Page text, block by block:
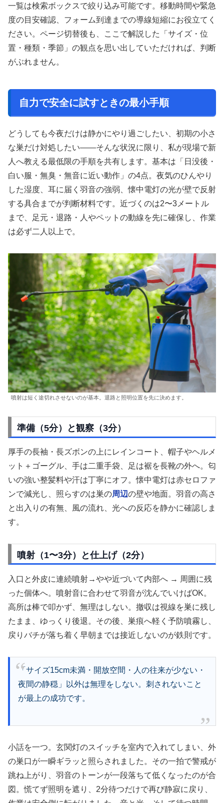
一覧は検索ボックスで絞り込み可能です。移動時間や緊急
度の目安確認、フォーム到達までの導線短縮にお役立てく
ださい。ページ切替後も、ここで解説した「サイズ・位
置・種類・季節」の観点を思い出していただければ、判断
がぶれません。
自力で安全に試すときの最小手順
どうしても今夜だけは静かにやり過ごしたい、初期の小さ
な巣だけ対処したい――そんな状況に限り、私が現場で新
人へ教える最低限の手順を共有します。基本は「日没後・
白い服・無臭・無音に近い動作」の4点。夜気のひんやり
した湿度、耳に届く羽音の強弱、懐中電灯の光が壁で反射
する具合までが判断材料です。近づくのは2〜3メートル
まで、足元・退路・人やペットの動線を先に確保し、作業
は必ず二人以上で。
噴射は短く途切れさせないのが基本。退路と照明位置を先に決めます。
準備（5分）と観察（3分）
厚手の長袖・長ズボンの上にレインコート、帽子やヘルメ
ット＋ゴーグル、手は二重手袋、足は裾を長靴の外へ。匂
いの強い整髪料や汗は丁寧にオフ。懐中電灯は赤セロファ
ンで減光し、照らすのは巣の周辺の壁や地面。羽音の高さ
と出入りの有無、風の流れ、光への反応を静かに確認しま
す。
噴射（1〜3分）と仕上げ（2分）
入口と外皮に連続噴射→やや近づいて内部へ → 周囲に残
った個体へ。噴射音に合わせて羽音が沈んでいけばOK。
高所は棒で叩かず、無理はしない。撤収は視線を巣に残し
たまま、ゆっくり後退。その後、巣痕へ軽く予防噴霧し、
戻りバチが落ち着く早朝までは接近しないのが鉄則です。
「サイズ15cm未満・開放空間・人の往来が少ない・
夜間の静穏」以外は無理をしない。刺されないこと
が最上の成功です。
小話を一つ。玄関灯のスイッチを室内で入れてしまい、外
の巣口が一瞬ギラッと照らされました。その一拍で警戒が
跳ね上がり、羽音のトーンが一段落ちて低くなったのが合
図。慌てず照明を遮り、2分待つだけで再び静寂に戻り、